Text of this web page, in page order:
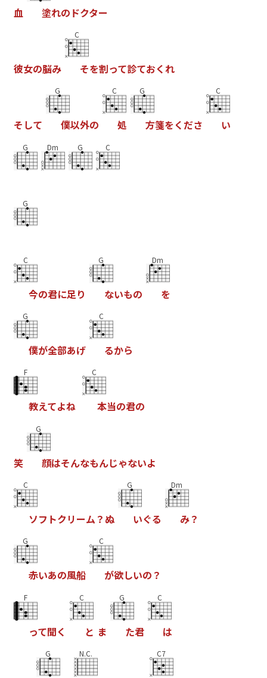
血 塗れの ドクター
彼女の脳み
C
そを割って診ておく れ
そ して
G
僕以外の
C
処
G
方箋をく ださ
C
い
G Dm G C
G
C
今の君に足り
G
ないもの
Dm
を
G
僕が全部あげ
C
るから
F
教えてよね
C
本当の君の
笑
G
顔はそんなもんじゃないよ
C
ソフ トクリーム ？ ぬ
G
いぐる
Dm
み？
G
赤いあの風船
C
が欲しいの ？
F
って聞く
C
と ま
G
た君
C
は
G N.C. C7